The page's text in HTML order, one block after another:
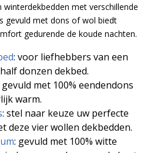
met verschillende
gevuld met dons of wol biedt
gedurende de koude nachten.
: voor liefhebbers van een
donzen dekbed.
met 100% eendendons
warm.
: stel naar keuze uw perfecte
deze vier wollen dekbedden.
: gevuld met 100% witte